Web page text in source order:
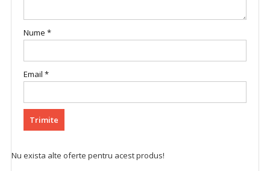
Nume *
Email *
Nu exista alte oferte pentru acest produs!